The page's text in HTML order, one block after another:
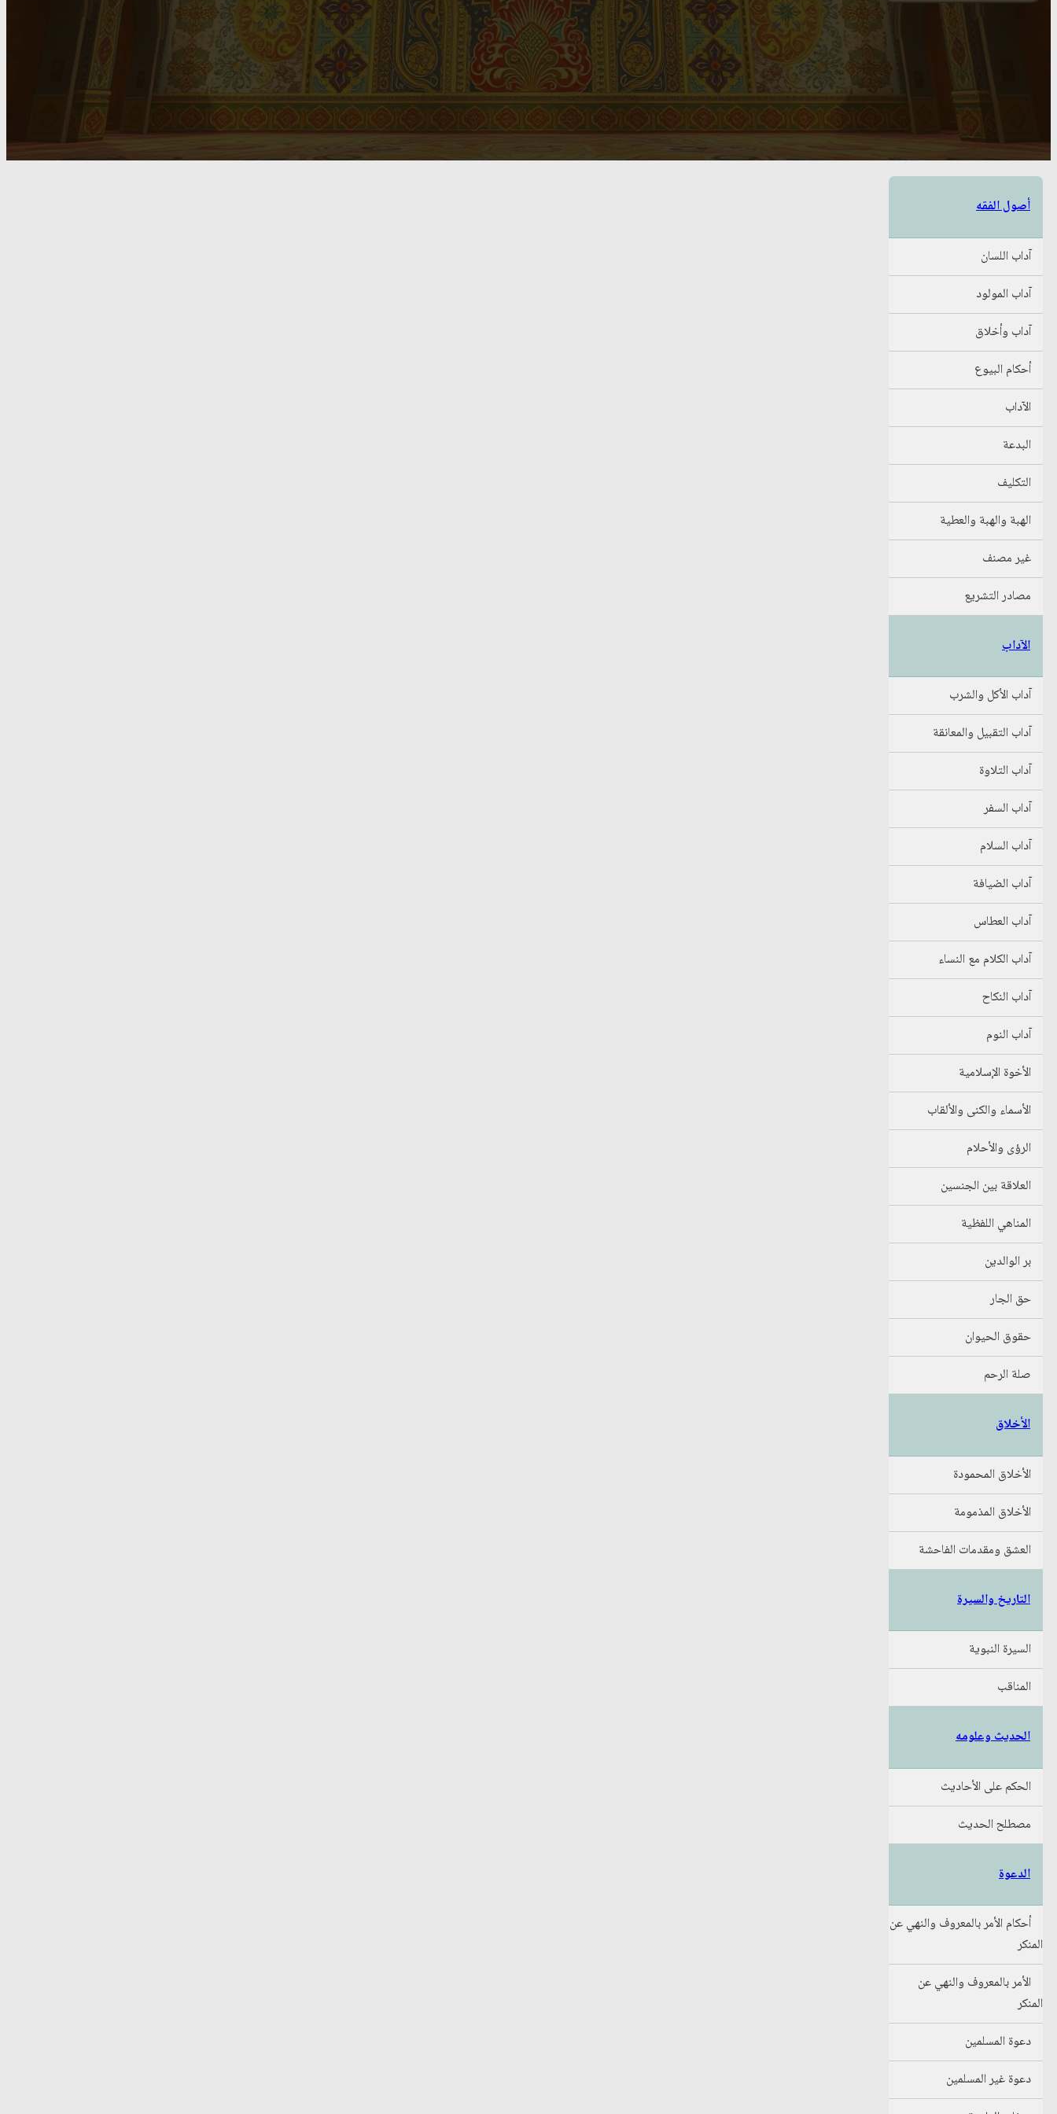
أصول الفقه
آداب اللسان
آداب المولود
آداب وأخلاق
أحكام البيوع
الآداب
البدعة
التكليف
الهبة والهبة والعطية
غير مصنف
مصادر التشريع
الآداب
آداب الأكل والشرب
آداب التقبيل والمعانقة
آداب التلاوة
آداب السفر
آداب السلام
آداب الضيافة
آداب العطاس
آداب الكلام مع النساء
آداب النكاح
آداب النوم
الأخوة الإسلامية
الأسماء والكنى والألقاب
الرؤى والأحلام
العلاقة بين الجنسين
المناهي اللفظية
بر الوالدين
حق الجار
حقوق الحيوان
صلة الرحم
الأخلاق
الأخلاق المحمودة
الأخلاق المذمومة
العشق ومقدمات الفاحشة
التاريخ والسيرة
السيرة النبوية
المناقب
الحديث وعلومه
الحكم على الأحاديث
مصطلح الحديث
الدعوة
أحكام الأمر بالمعروف والنهي عن
المنكر
الأمر بالمعروف والنهي عن
المنكر
دعوة المسلمين
دعوة غير المسلمين